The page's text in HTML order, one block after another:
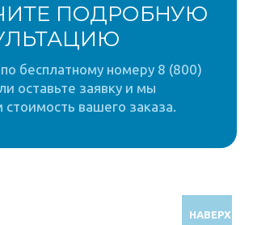
ПОДРОБНУЮ
бесплатному номеру 8 (800)
оставьте заявку и мы
стоимость вашего заказа.
НАВЕРХ